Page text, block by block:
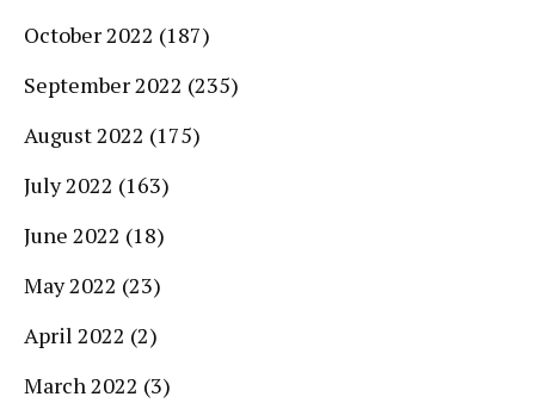
October 2022 (187)
September 2022 (235)
August 2022 (175)
July 2022 (163)
June 2022 (18)
May 2022 (23)
April 2022 (2)
March 2022 (3)